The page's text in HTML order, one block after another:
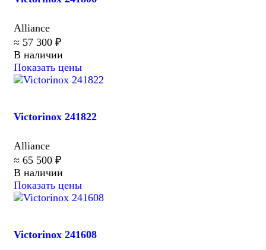
Alliance
≈ 57 300 ₽
В наличии
Показать цены
Victorinox 241822
Alliance
≈ 65 500 ₽
В наличии
Показать цены
Victorinox 241608